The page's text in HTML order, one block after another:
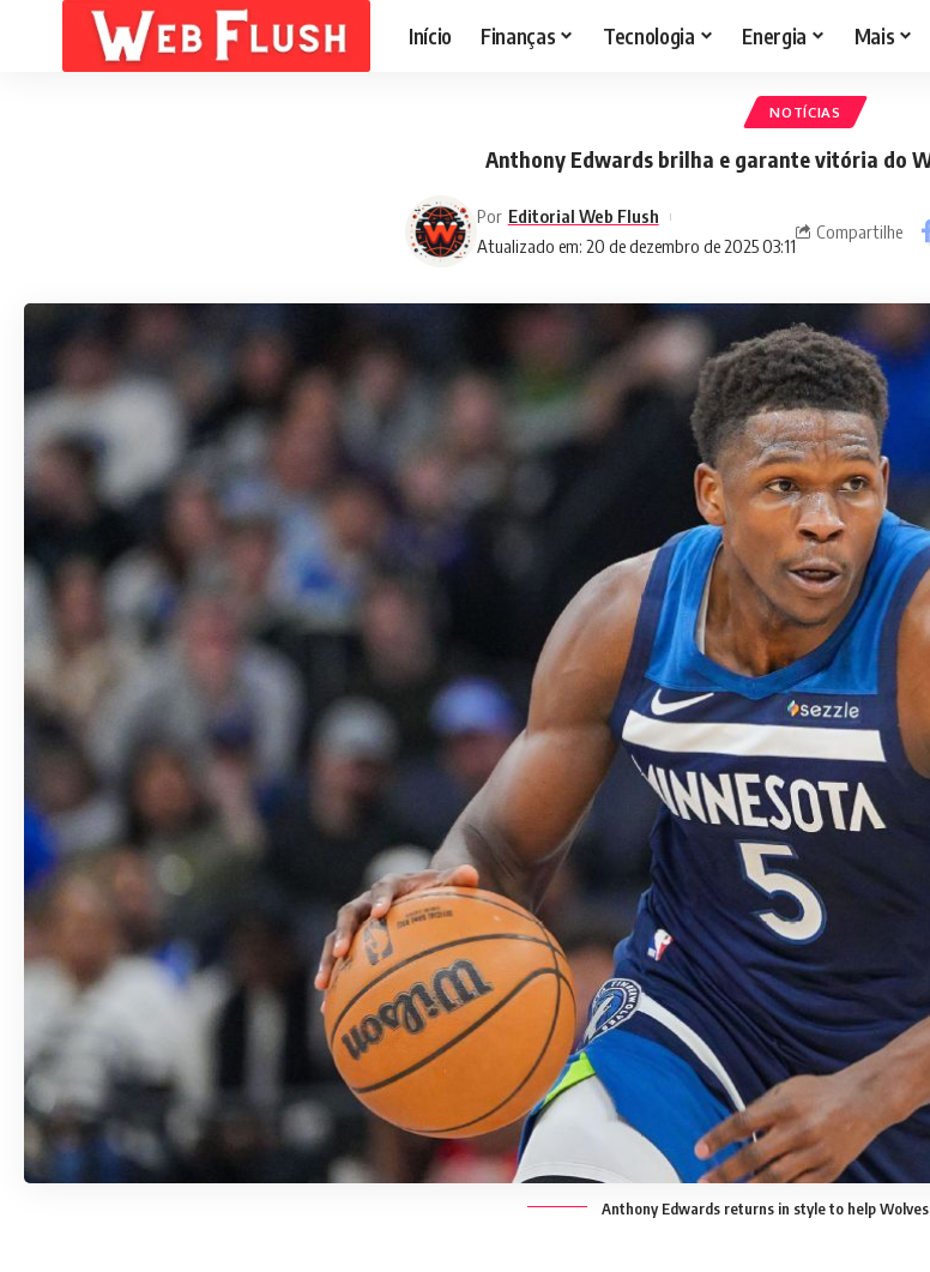
Início Finanças Tecnologia Energia Mais
NOTÍCIAS
Anthony Edwards brilha e garante vitória do
Atualizado em: 20 de dezembro de 2025 03:11
Por Editorial Web Flush
Compartilhe
Anthony Edwards returns in style to help